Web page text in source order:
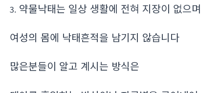
3. 약물낙태는 일상 생활에 전혀 지장이 없으며
여성의 몸에 낙태흔적을 남기지 않습니다
많은분들이 알고 계시는 방식은